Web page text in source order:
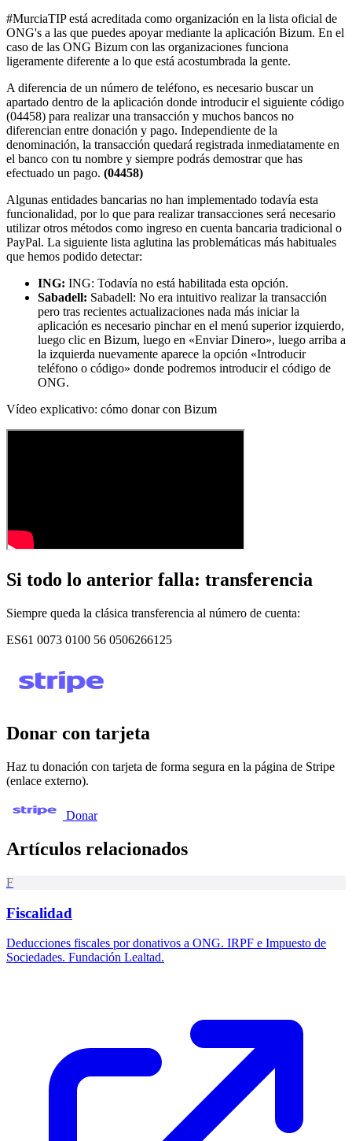
#MurciaTIP está acreditada como organización en la lista oficial de
ONG's a las que puedes apoyar mediante la aplicación Bizum. En el
caso de las ONG Bizum con las organizaciones funciona
ligeramente diferente a lo que está acostumbrada la gente.
A diferencia de un número de teléfono, es necesario buscar un
apartado dentro de la aplicación donde introducir el siguiente código
(04458) para realizar una transacción y muchos bancos no
diferencian entre donación y pago. Independiente de la
denominación, la transacción quedará registrada inmediatamente en
el banco con tu nombre y siempre podrás demostrar que has
efectuado un pago. (04458)
Algunas entidades bancarias no han implementado todavía esta
funcionalidad, por lo que para realizar transacciones será necesario
utilizar otros métodos como ingreso en cuenta bancaria tradicional o
PayPal. La siguiente lista aglutina las problemáticas más habituales
que hemos podido detectar:
ING: ING: Todavía no está habilitada esta opción.
Sabadell: Sabadell: No era intuitivo realizar la transacción
pero tras recientes actualizaciones nada más iniciar la
aplicación es necesario pinchar en el menú superior izquierdo,
luego clic en Bizum, luego en «Enviar Dinero», luego arriba a
la izquierda nuevamente aparece la opción «Introducir
teléfono o código» donde podremos introducir el código de
ONG.
Vídeo explicativo: cómo donar con Bizum
Si todo lo anterior falla: transferencia
Siempre queda la clásica transferencia al número de cuenta:
ES61 0073 0100 56 0506266125
Donar con tarjeta
Haz tu donación con tarjeta de forma segura en la página de Stripe
(enlace externo).
Donar
Artículos relacionados
F
Fiscalidad
Deducciones fiscales por donativos a ONG. IRPF e Impuesto de
Sociedades. Fundación Lealtad.